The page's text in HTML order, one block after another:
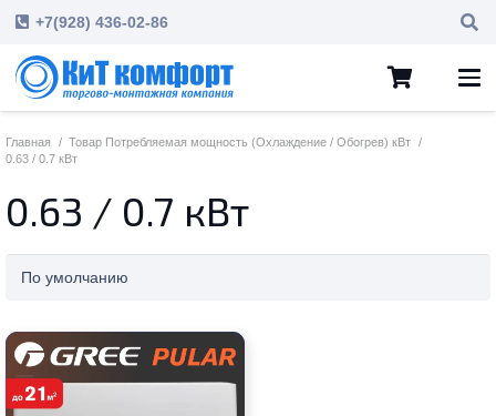
+7(928) 436-02-86
Главная / Товар Потребляемая мощность (Охлаждение / Обогрев) кВт /
0.63 / 0.7 кВт
0.63 / 0.7 кВт